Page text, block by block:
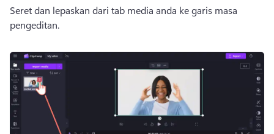
Seret dan lepaskan dari tab media anda ke garis masa
pengeditan.